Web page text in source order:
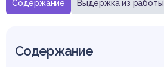
Содержание Выдержка из работы
Содержание